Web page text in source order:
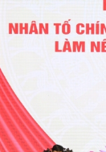
Nhà đẹp
Tình yêu - Gia